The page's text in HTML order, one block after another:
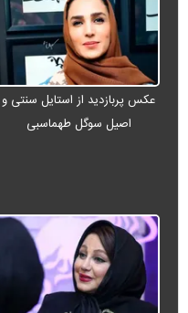
عکس پربازدید از استایل سنتی و
اصیل سوگل طهماسبی